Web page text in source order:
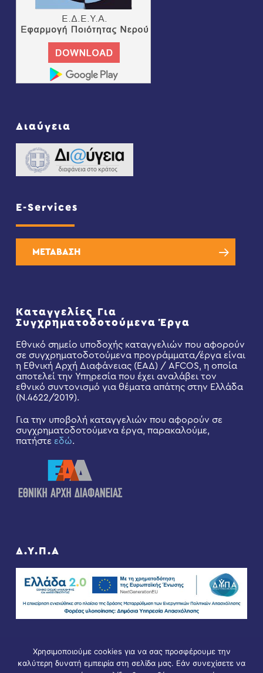
Διαύγεια
E-Services
ΜΕΤΑΒΑΣΗ
Καταγγελίες Για
Συγχρηματοδοτούμενα Έργα
Εθνικό σημείο υποδοχής καταγγελιών που αφορούν
σε συγχρηματοδοτούμενα προγράμματα/έργα είναι
η Εθνική Αρχή Διαφάνειας (ΕΑΔ) / AFCOS, η οποία
αποτελεί την Υπηρεσία που έχει αναλάβει τον
εθνικό συντονισμό για θέματα απάτης στην Ελλάδα
(Ν.4622/2019).
Για την υποβολή καταγγελιών που αφορούν σε
συγχρηματοδοτούμενα έργα, παρακαλούμε,
πατήστε εδώ.
Δ.Υ.Π.Α
Χρησιμοποιούμε cookies για να σας προσφέρουμε την
καλύτερη δυνατή εμπειρία στη σελίδα μας. Εάν συνεχίσετε να